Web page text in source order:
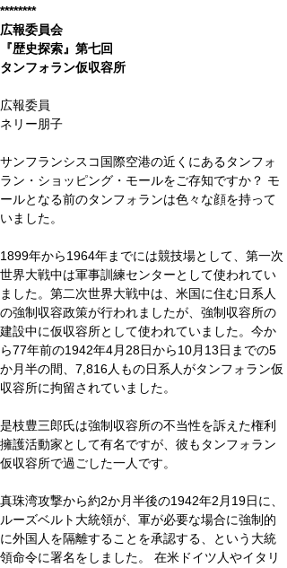
********
広報委員会
『歴史探索』第七回
タンフォラン仮収容所
広報委員
ネリー朋子
サンフランシスコ国際空港の近くにあるタンフォ
ラン・ショッピング・モールをご存知ですか？ モ
ールとなる前のタンフォランは色々な顔を持って
いました。
1899年から1964年までには競技場として、第一次
世界大戦中は軍事訓練センターとして使われてい
ました。第二次世界大戦中は、米国に住む日系人
の強制収容政策が行われましたが、強制収容所の
建設中に仮収容所として使われていました。今か
ら77年前の1942年4月28日から10月13日までの5
か月半の間、7,816人もの日系人がタンフォラン仮
収容所に拘留されていました。
是枝豊三郎氏は強制収容所の不当性を訴えた権利
擁護活動家として有名ですが、彼もタンフォラン
仮収容所で過ごした一人です。
真珠湾攻撃から約2か月半後の1942年2月19日に、
ルーズベルト大統領が、軍が必要な場合に強制的
に外国人を隔離することを承認する、という大統
領命令に署名をしました。 在米ドイツ人やイタリ